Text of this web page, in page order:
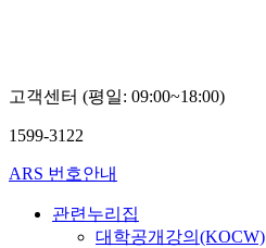
고객센터 (평일: 09:00~18:00)
1599-3122
ARS 번호안내
관련누리집
대학공개강의(KOCW)